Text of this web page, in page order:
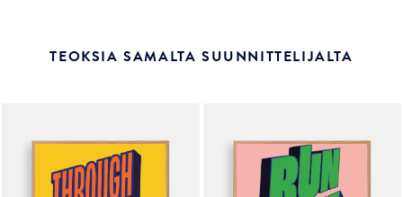
TEOKSIA SAMALTA SUUNNITTELIJALTA